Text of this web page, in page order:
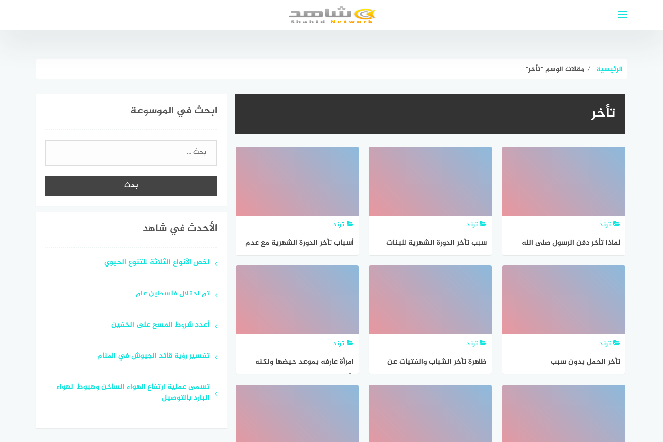
الرئيسية ⁄ مقالات الوسم "تأخر"
تأخر
ترند
لماذا تأخر دفن الرسول صلى الله
ترند
سبب تأخر الدورة الشهرية للبنات
ترند
أسباب تأخر الدورة الشهرية مع عدم
ترند
تأخر الحمل بدون سبب
ترند
ظاهرة تأخر الشباب والفتيات عن
ترند
امرأة عارفه بموعد حيضها ولكنه
ابحث في الموسوعة
البحث
الأحدث في شاهد
لخص الأنواع الثلاثة للتنوع الحيوي
تم احتلال فلسطين عام
أعدد شروط المسح على الخفين
تفسير رؤية قائد الجيوش في المنام
تسمى عملية ارتفاع الهواء الساخن وهبوط الهواء
البارد بالتوصيل